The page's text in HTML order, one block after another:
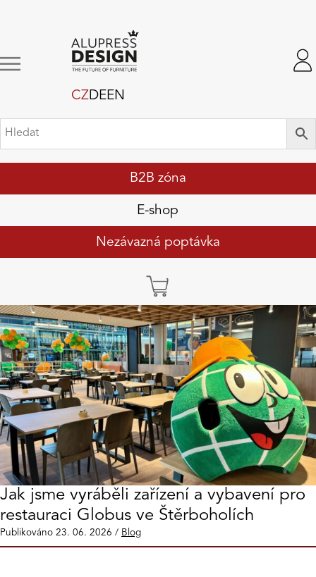
B2B zóna
E-shop
Nezávazná poptávka
CZDEEN
Jak jsme vyráběli zařízení a vybavení pro
restauraci Globus ve Štěrboholích
Publikováno 23. 06. 2026 / Blog